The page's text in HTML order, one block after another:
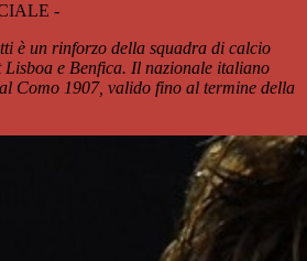
-
è un rinforzo della squadra di calcio
Lisboa e Benfica. Il nazionale italiano
Como 1907, valido fino al termine della